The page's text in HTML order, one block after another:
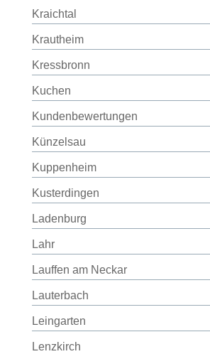
Kraichtal
Krautheim
Kressbronn
Kuchen
Kundenbewertungen
Künzelsau
Kuppenheim
Kusterdingen
Ladenburg
Lahr
Lauffen am Neckar
Lauterbach
Leingarten
Lenzkirch